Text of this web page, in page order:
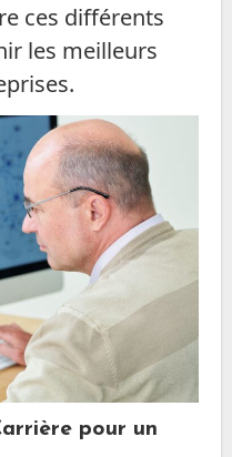
ces différents
les meilleurs
pour un